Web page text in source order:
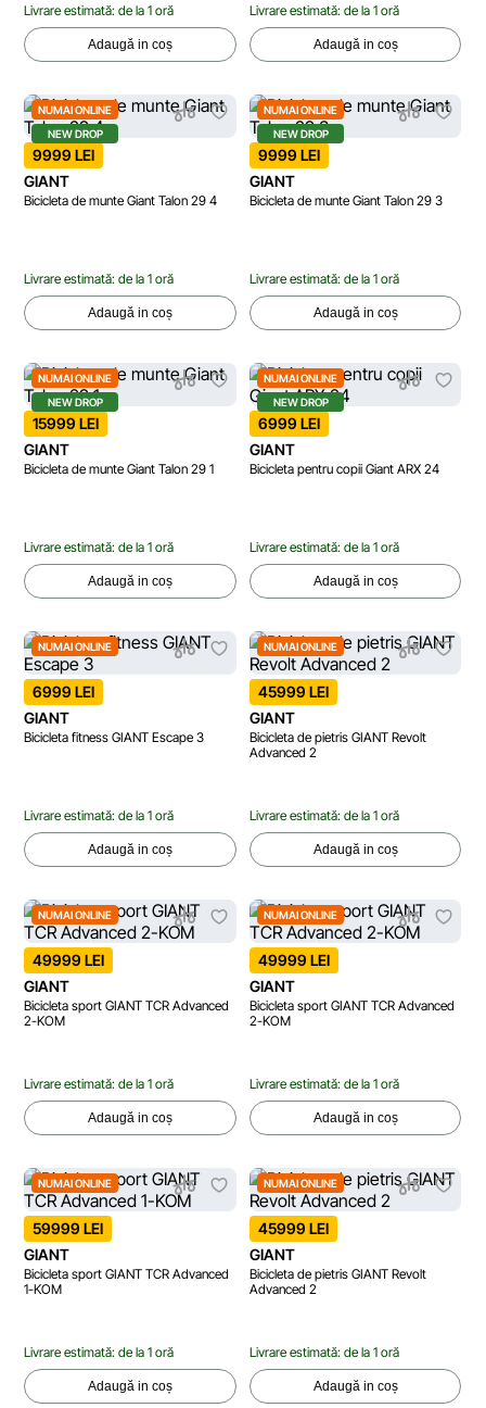
Livrare estimată: de la 1 oră
Adaugă in coș
Livrare estimată: de la 1 oră
Adaugă in coș
NUMAI ONLINE
NEW DROP
9999 LEI
GIANT
Bicicleta de munte Giant Talon 29 4
Livrare estimată: de la 1 oră
Adaugă in coș
NUMAI ONLINE
NEW DROP
9999 LEI
GIANT
Bicicleta de munte Giant Talon 29 3
Livrare estimată: de la 1 oră
Adaugă in coș
NUMAI ONLINE
NEW DROP
15999 LEI
GIANT
Bicicleta de munte Giant Talon 29 1
Livrare estimată: de la 1 oră
Adaugă in coș
NUMAI ONLINE
NEW DROP
6999 LEI
GIANT
Bicicleta pentru copii Giant ARX 24
Livrare estimată: de la 1 oră
Adaugă in coș
NUMAI ONLINE
6999 LEI
GIANT
Bicicleta fitness GIANT Escape 3
Livrare estimată: de la 1 oră
Adaugă in coș
NUMAI ONLINE
45999 LEI
GIANT
Bicicleta de pietris GIANT Revolt
Advanced 2
Livrare estimată: de la 1 oră
Adaugă in coș
NUMAI ONLINE
49999 LEI
GIANT
Bicicleta sport GIANT TCR Advanced
2-KOM
Livrare estimată: de la 1 oră
Adaugă in coș
NUMAI ONLINE
49999 LEI
GIANT
Bicicleta sport GIANT TCR Advanced
2-KOM
Livrare estimată: de la 1 oră
Adaugă in coș
NUMAI ONLINE
59999 LEI
GIANT
Bicicleta sport GIANT TCR Advanced
1-KOM
Livrare estimată: de la 1 oră
Adaugă in coș
NUMAI ONLINE
45999 LEI
GIANT
Bicicleta de pietris GIANT Revolt
Advanced 2
Livrare estimată: de la 1 oră
Adaugă in coș